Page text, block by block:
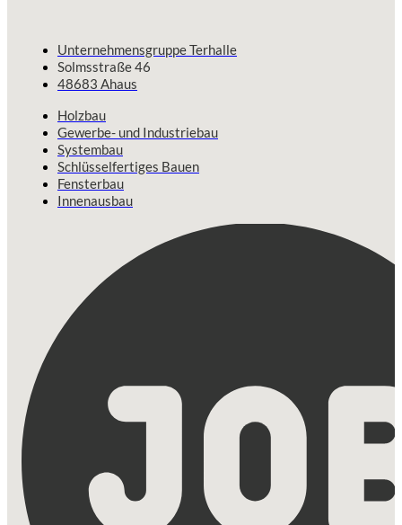
Unternehmensgruppe Terhalle
Solmsstraße 46
48683 Ahaus
Holzbau
Gewerbe- und Industriebau
Systembau
Schlüsselfertiges Bauen
Fensterbau
Innenausbau